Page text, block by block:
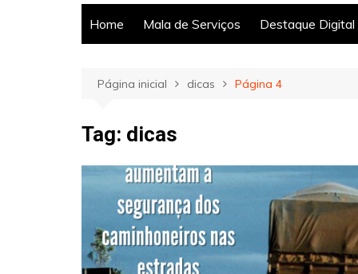
Home Mala de Serviços Destaque Digital
Página inicial dicas Página 4
Tag: dicas